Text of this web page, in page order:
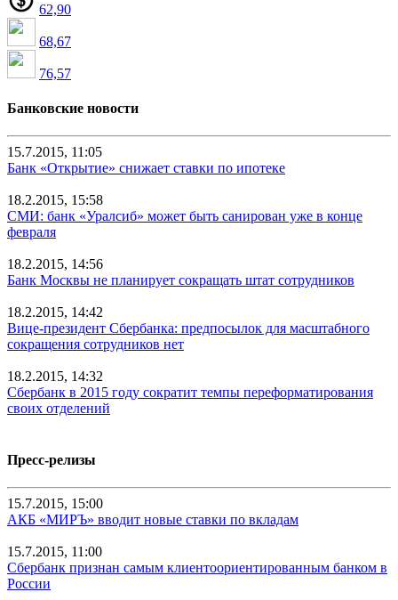
62,90
68,67
76,57
Банковские новости
15.7.2015, 11:05
Банк «Открытие» снижает ставки по ипотеке
18.2.2015, 15:58
СМИ: банк «Уралсиб» может быть санирован уже в конце
февраля
18.2.2015, 14:56
Банк Москвы не планирует сокращать штат сотрудников
18.2.2015, 14:42
Вице-президент Сбербанка: предпосылок для масштабного
сокращения сотрудников нет
18.2.2015, 14:32
Сбербанк в 2015 году сократит темпы переформатирования
своих отделений
Пресс-релизы
15.7.2015, 15:00
АКБ «МИРЪ» вводит новые ставки по вкладам
15.7.2015, 11:00
Сбербанк признан самым клиентоориентированным банком в
России